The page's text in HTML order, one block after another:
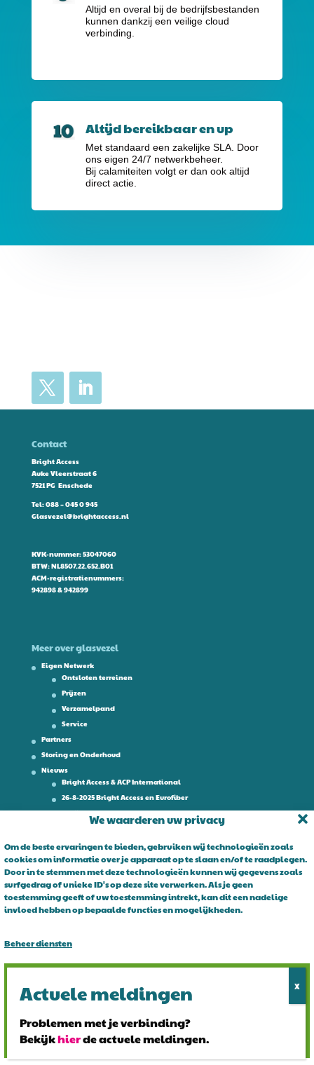
We waarderen uw privacy
Om de beste ervaringen te bieden, gebruiken wij technologieën zoals
cookies om informatie over je apparaat op te slaan en/of te raadplegen.
Door in te stemmen met deze technologieën kunnen wij gegevens zoals
surfgedrag of unieke ID's op deze site verwerken. Als je geen
toestemming geeft of uw toestemming intrekt, kan dit een nadelige
invloed hebben op bepaalde functies en mogelijkheden.
Beheer diensten
Bekijk voorkeuren
Altijd en overal bij de bedrijfsbestanden
kunnen dankzij een veilige cloud
verbinding.
Altijd bereikbaar en up
Met standaard een zakelijke SLA. Door
ons eigen 24/7 netwerkbeheer.
Bij calamiteiten volgt er dan ook altijd
direct actie.
Contact
Bright Access
Auke Vleerstraat 6
7521 PG Enschede
Tel:088 – 045 0 945
Glasvezel@brightaccess.nl
KVK-nummer: 53047060
BTW: NL8507.22.652.B01
ACM-registratienummers:
942898 & 942899
Meer over glasvezel
Eigen Netwerk
Ontsloten terreinen
Prijzen
Verzamelpand
Service
Partners
Storing en Onderhoud
Nieuws
Bright Access & ACP International
26-8-2025 Bright Access en Eurofiber
Werken bij
Over Bright Access
Glasvezel voor ondernemers. Al 15 jaar is Bright Access dé glasvezel
leverancier voor ondernemend Nederland. Bright Access maakt
glasvezel voor iedereen toegankelijk. De vraag is niet of u overstapt
Problemen met je verbinding?
Bekijkhierde actuele meldingen.